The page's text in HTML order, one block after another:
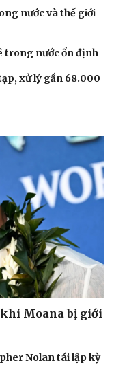
nước và thế giới
trong nước ổn định
xử lý gần 68.000
khi Moana bị giới
Nolan tái lập kỳ